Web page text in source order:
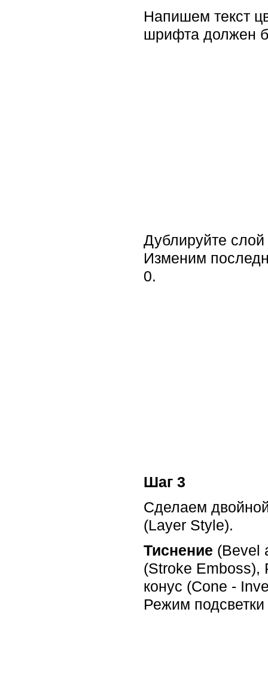
Напишем текст
шрифта должен
Дублируйте слой
Изменим
0.
Шаг 3
Сделаем
(Layer Style).
Тиснение (Bevel
(Stroke Emboss),
конус (Cone -
Режим